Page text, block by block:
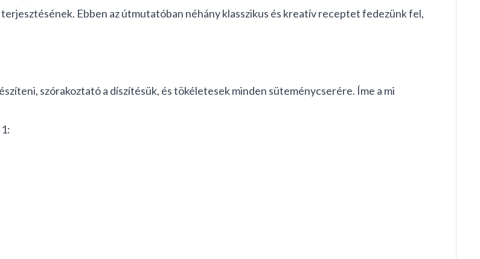
Ebben az útmutatóban néhány klasszikus és kreatív receptet fedezünk fel,
szórakoztató a díszítésük, és tökéletesek minden süteménycserére. Íme a mi